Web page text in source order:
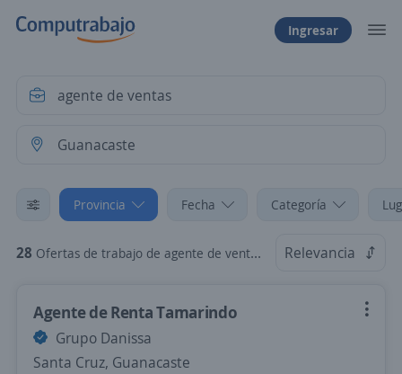
Ingresar
Provincia Fecha Categoría
28 Ofertas de trabajo de agente de ventas en Guanacaste Relevancia
Agente de Renta Tamarindo
Grupo Danissa
Santa Cruz, Guanacaste